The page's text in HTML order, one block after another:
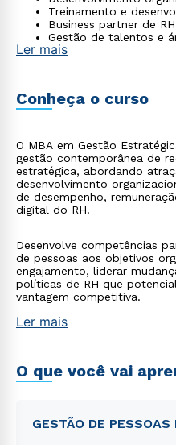
Treinamento e
Business partner de
Gestão de talentos e
Ler mais
Conheça o curso
O MBA em Gestão
gestão contemporânea de
estratégica, abordando
desenvolvimento
de desempenho,
digital do RH.
Desenvolve competências
de pessoas aos objetivos
engajamento, liderar
políticas de RH que
vantagem competitiva.
Ler mais
O que você vai
GESTÃO DE PESSOAS